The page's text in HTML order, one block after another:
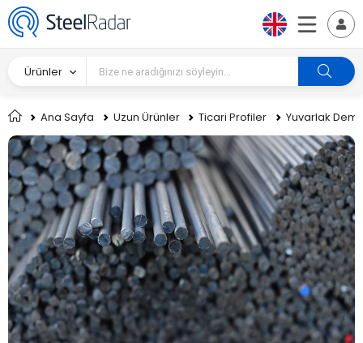
Ürünler
Ana Sayfa Uzun Ürünler Ticari Profiler Yuvarlak